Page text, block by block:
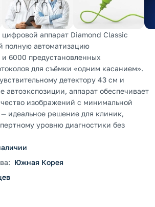
аппарат Diamond Classic
полную автоматизацию
6000 предустановленных
для съёмки «одним касанием».
детектору 43 см и
автоэкспозиции, аппарат обеспечивает
изображений с минимальной
— идеальное решение для клиник,
уровню диагностики без
Южная Корея